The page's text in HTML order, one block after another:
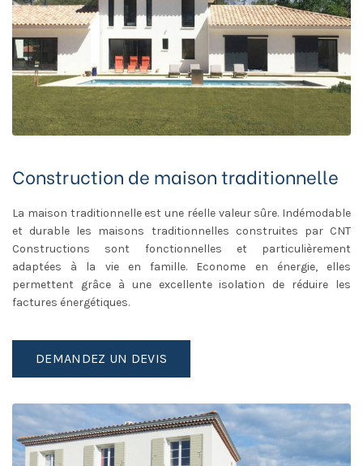
Construction de maison traditionnelle
La maison traditionnelle est une réelle valeur sûre. Indémodable
et durable les maisons traditionnelles construites par CNT
Constructions sont fonctionnelles et particulièrement
adaptées à la vie en famille. Econome en énergie, elles
permettent grâce à une excellente isolation de réduire les
factures énergétiques.
DEMANDEZ UN DEVIS